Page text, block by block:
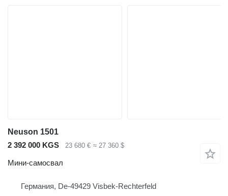
Neuson 1501
2 392 000 KGS
23 680 € ≈ 27 360 $
Мини-самосвал
Германия, De-49429 Visbek-Rechterfeld